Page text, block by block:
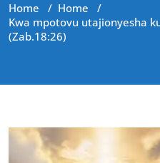
Home / Home /
Kwa mpotovu utajionyesha
(Zab.18:26)